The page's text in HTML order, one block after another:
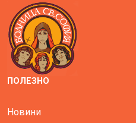
ПОЛЕЗНО
Новини